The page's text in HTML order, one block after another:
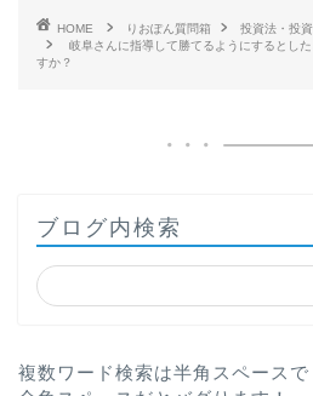
HOME りおぽん質問箱
投資法・投
岐阜さんに指導して勝てるようにするとし
すか？
ブログ内検索
複数ワード検索は半角スペースで